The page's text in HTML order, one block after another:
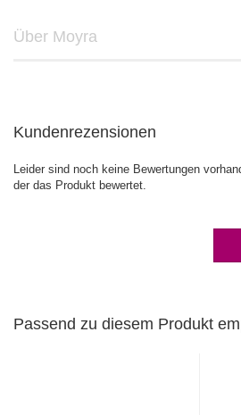
Über Moyra
Kundenrezensionen
Leider sind noch keine Bewertungen
der das Produkt bewertet.
Passend zu diesem Produkt